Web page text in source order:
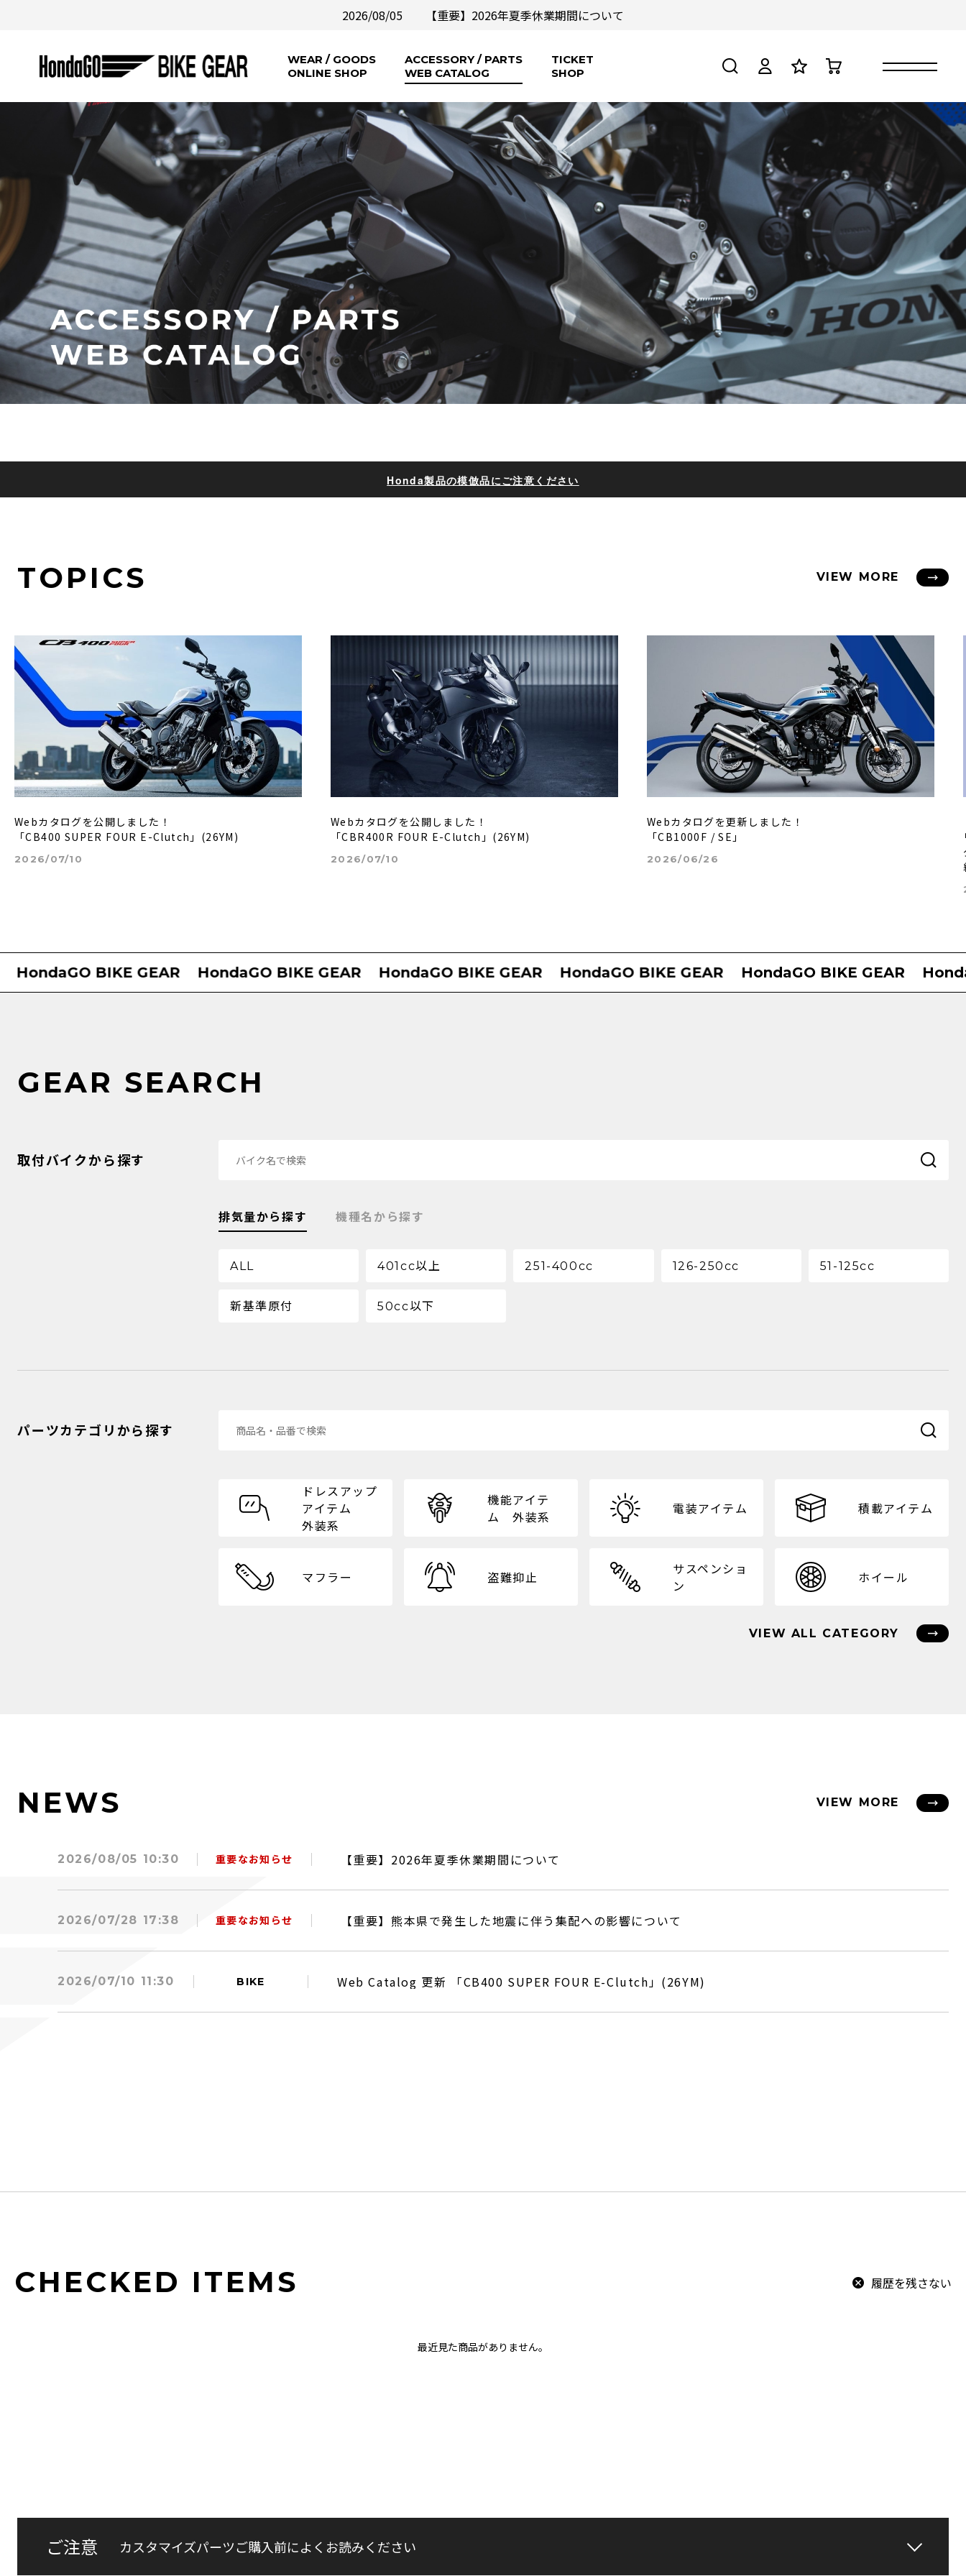
2026/08/05 【重要】2026年夏季休業期間について
WEAR / GOODS
ONLINE SHOP
ACCESSORY / PARTS
WEB CATALOG
TICKET
SHOP
検索 ログイン お気に入り
Honda製品の模倣品にご注意ください
TOPICS VIEW MORE
2026/07/10
Webカタログを公開しました！
「CB400 SUPER FOUR E-Clutch」(26YM)
2026/07/10
Webカタログを公開しました！
「CBR400R FOUR E-Clutch」(26YM)
2026/06/26
Webカタログを更新しました！
「CB1000F / SE」
BIKE GEAR HondaGO BIKE GEAR HondaGO BIKE GEAR HondaGO BIKE GEAR HondaGO BIKE GEAR
GEAR SEARCH
取付バイクから探す
排気量から探す 機種名から探す
ALL 401cc以上 251-400cc 126-250cc 51-125cc
新基準原付 50cc以下
パーツカテゴリから探す
ドレスアップ
アイテム
外装系
機能アイテ
ム 外装系
電装アイテム 積載アイテム
マフラー 盗難抑止
サスペンショ
ン
ホイール
VIEW ALL CATEGORY
NEWS VIEW MORE
2026/08/05 10:30 重要なお知らせ 【重要】2026年夏季休業期間について
2026/07/28 17:38 重要なお知らせ 【重要】熊本県で発生した地震に伴う集配への影響について
2026/07/10 11:30 BIKE Web Catalog 更新 「CB400 SUPER FOUR E-Clutch」(26YM)
CHECKED ITEMS
最近見た商品がありません。
履歴を残さない
ご注意 カスタマイズパーツご購入前によくお読みください